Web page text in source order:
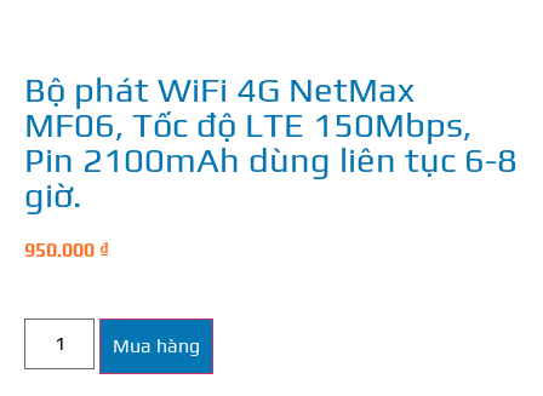
Bộ phát WiFi 4G NetMax
MF06, Tốc độ LTE 150Mbps,
Pin 2100mAh dùng liên tục 6-8
giờ.
950.000 ₫
Mua hàng